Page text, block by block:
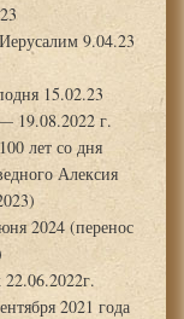
9.04.23
15.02.23
19.08.2022 г.
лет со дня
Алексия
2024 (перенос
2021 года